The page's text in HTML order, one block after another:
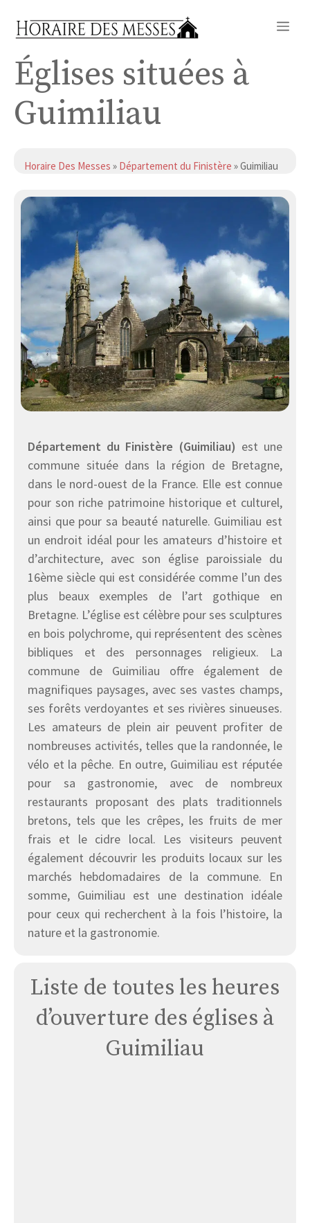
Églises situées à
Guimiliau
Horaire Des Messes » Département du Finistère » Guimiliau
Département du Finistère (Guimiliau) est une
commune située dans la région de Bretagne,
dans le nord-ouest de la France. Elle est connue
pour son riche patrimoine historique et culturel,
ainsi que pour sa beauté naturelle. Guimiliau est
un endroit idéal pour les amateurs d’histoire et
d’architecture, avec son église paroissiale du
16ème siècle qui est considérée comme l’un des
plus beaux exemples de l’art gothique en
Bretagne. L’église est célèbre pour ses sculptures
en bois polychrome, qui représentent des scènes
bibliques et des personnages religieux. La
commune de Guimiliau offre également de
magnifiques paysages, avec ses vastes champs,
ses forêts verdoyantes et ses rivières sinueuses.
Les amateurs de plein air peuvent profiter de
nombreuses activités, telles que la randonnée, le
vélo et la pêche. En outre, Guimiliau est réputée
pour sa gastronomie, avec de nombreux
restaurants proposant des plats traditionnels
bretons, tels que les crêpes, les fruits de mer
frais et le cidre local. Les visiteurs peuvent
également découvrir les produits locaux sur les
marchés hebdomadaires de la commune. En
somme, Guimiliau est une destination idéale
pour ceux qui recherchent à la fois l’histoire, la
nature et la gastronomie.
Liste de toutes les heures
d’ouverture des églises à
Guimiliau